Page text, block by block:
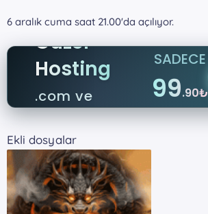
6 aralık cuma saat 21.00'da açılıyor.
Güzel
Hosting
.com ve
.net
SADECE
99.90₺
Ekli dosyalar